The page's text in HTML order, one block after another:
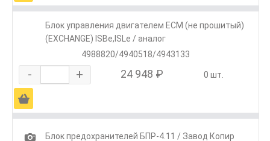
Блок управления двигателем ECM (не прошитый)
(EXCHANGE) ISBe,ISLe / аналог
4988820/4940518/4943133
- + 24 948 ₽ 0 шт.
Ä
1 Блок предохранителей БПР-4.11 / Завод Копир